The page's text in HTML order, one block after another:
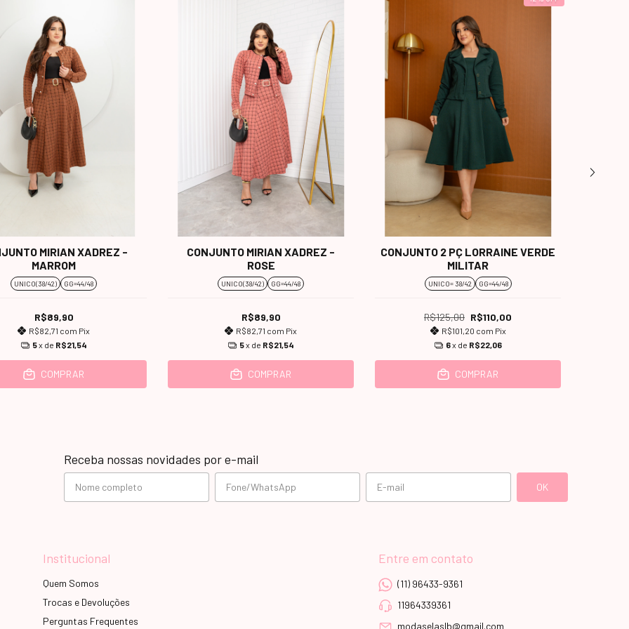
MIRIAN XADREZ -
MARROM
UNICO(38/42) GG=44/48
R$89,90
R$82,71 com Pix
5x de R$21,54
COMPRAR
CONJUNTO MIRIAN XADREZ -
ROSE
UNICO(38/42) GG=44/48
R$89,90
R$82,71 com Pix
5x de R$21,54
COMPRAR
CONJUNTO 2 PÇ LORRAINE VERDE
MILITAR
UNICO= 38/42 GG=44/48
R$125,00 R$110,00
R$101,20 com Pix
6x de R$22,06
COMPRAR
Receba nossas novidades por e-mail
Institucional
Quem Somos
Trocas e Devoluções
Perguntas Frequentes
Entre em contato
(11) 96433-9361
11964339361
modaselaslb@gmail.com